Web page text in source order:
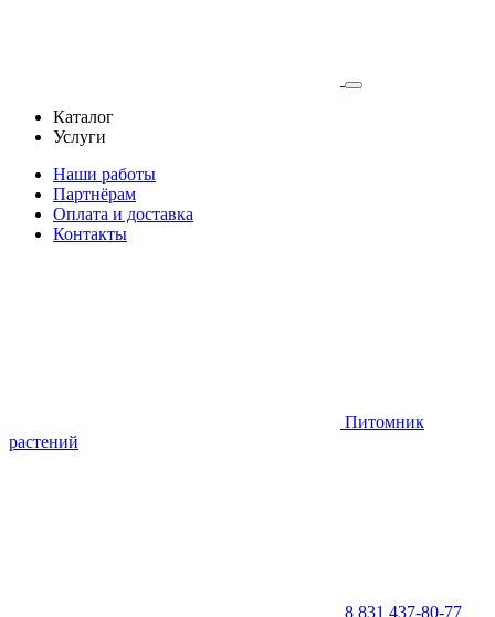
Каталог
Услуги
Наши работы
Партнёрам
Оплата и доставка
Контакты
Питомник
растений
8 831 437-80-77